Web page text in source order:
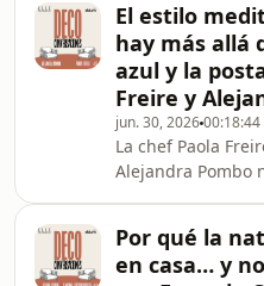
sobre decoración
el hotel se ha
la decoración?
la cultura de los
cosas que no
con ellas sobre
tanto la
hotel
El estilo
hay más allá
azul y la
Freire y
jun. 30, 202600:18:44
La chef Paola
Alejandra Pombo
Sklum sobre el
Descubrimos
Por qué la
en casa… y